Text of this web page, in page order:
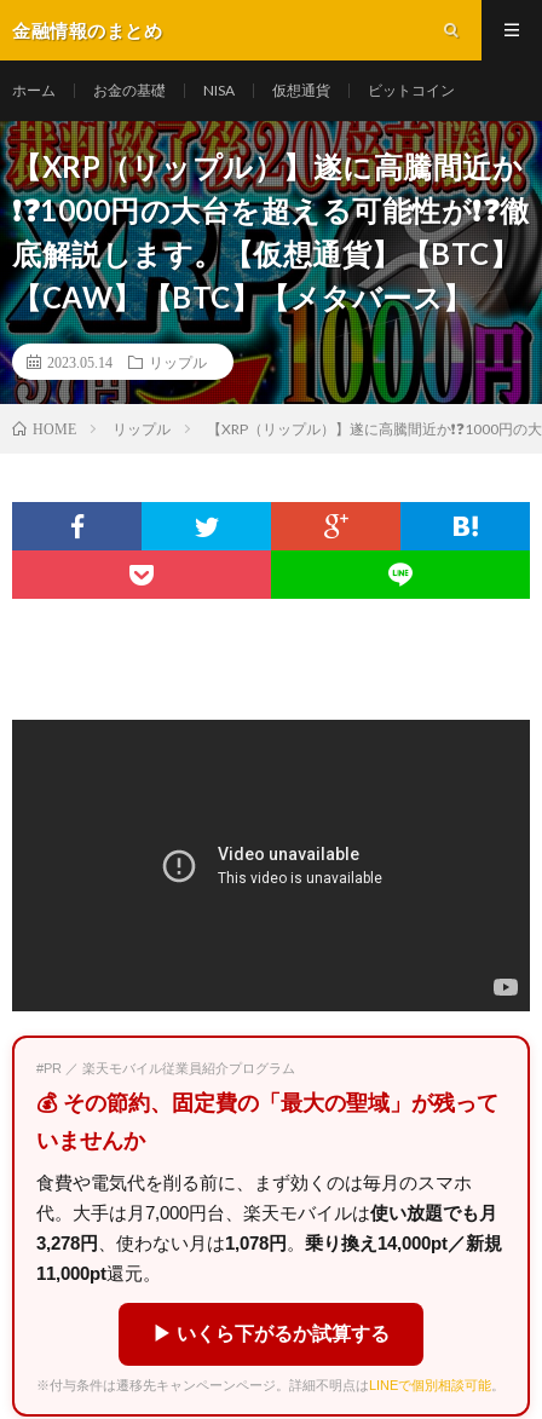
金融情報のまとめ
ホーム お金の基礎 NISA 仮想通貨 ビットコイン
【XRP（リップル）】遂に高騰間近か
❗️❓1000円の大台を超える可能性が❗️❓徹
底解説します。【仮想通貨】【BTC】
【CAW】【BTC】【メタバース】
2023.05.14 リップル
HOME リップル 【XRP（リップル）】遂に高騰間近か❗️❓1000円
#PR ／ 楽天モバイル従業員紹介プログラム
💰 その節約、固定費の「最大の聖域」が残って
いませんか
食費や電気代を削る前に、まず効くのは毎月のスマホ
代。大手は月7,000円台、楽天モバイルは使い放題でも月
3,278円
、使わない月は1,078円 。 乗り換え14,000pt／新規
11,000pt還元。
▶ いくら下がるか試算する
※付与条件は遷移先キャンペーンページ。詳細不明点はLINEで個別相談可能